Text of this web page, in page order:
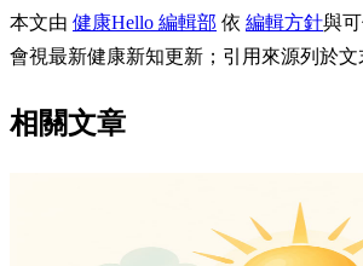
本文由 健康Hello 編輯部 依 編輯方針與
會視最新健康新知更新；引用來源列於文
相關文章